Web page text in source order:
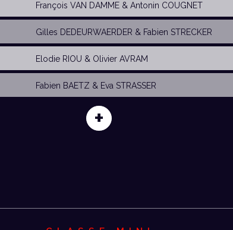
François VAN DAMME& Antonin COUGNET
Gilles DEDEURWAERDER & Fabien STRECKER
Elodie RIOU & Olivier AVRAM
Fabien BAETZ & Eva STRASSER
+